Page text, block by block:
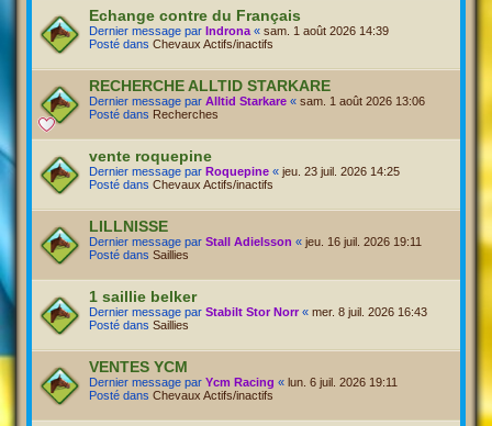
Echange contre du Français
Dernier message par Indrona « sam. 1 août 2026 14:39
Posté dans Chevaux Actifs/inactifs
RECHERCHE ALLTID STARKARE
Dernier message par Alltid Starkare « sam. 1 août 2026 13:06
Posté dans Recherches
vente roquepine
Dernier message par Roquepine « jeu. 23 juil. 2026 14:25
Posté dans Chevaux Actifs/inactifs
LILLNISSE
Dernier message par Stall Adielsson « jeu. 16 juil. 2026 19:11
Posté dans Saillies
1 saillie belker
Dernier message par Stabilt Stor Norr « mer. 8 juil. 2026 16:43
Posté dans Saillies
VENTES YCM
Dernier message par Ycm Racing « lun. 6 juil. 2026 19:11
Posté dans Chevaux Actifs/inactifs